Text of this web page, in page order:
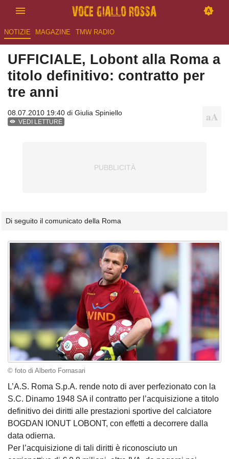
NOTIZIE MAGAZINE TMW RADIO
UFFICIALE, Lobont alla Roma a
titolo definitivo: contratto per
tre anni
08.07.2010 19:40 di Giulia Spiniello
VEDI LETTURE
Di seguito il comunicato della Roma
© foto di Alberto Fornasari
L’A.S. Roma S.p.A. rende noto di aver perfezionato con la
S.C. Dinamo 1948 SA il contratto per l’acquisizione a titolo
definitivo dei diritti alle prestazioni sportive del calciatore
BOGDAN IONUT LOBONT, con effetti a decorrere dalla
data odierna.
Per l’acquisizione di tali diritti è riconosciuto un